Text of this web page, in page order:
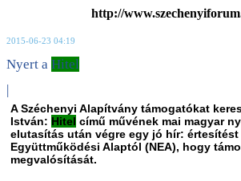
http://
2015-06-23 04:19
Nyert a Hitel
|
A Széchenyi Alapítvány támogatókat
István: Hitel című művének mai magyar
elutasítás után végre egy jó hír: értesítést
Együttműködési Alaptól (NEA), hogy
megvalósítását.